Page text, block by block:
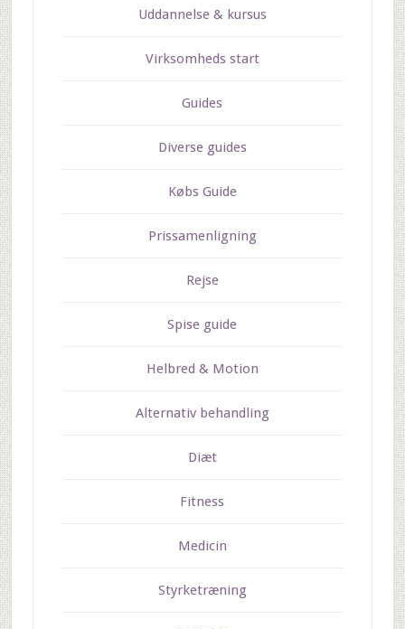
Uddannelse & kursus
Virksomheds start
Guides
Diverse guides
Købs Guide
Prissamenligning
Rejse
Spise guide
Helbred & Motion
Alternativ behandling
Diæt
Fitness
Medicin
Styrketræning